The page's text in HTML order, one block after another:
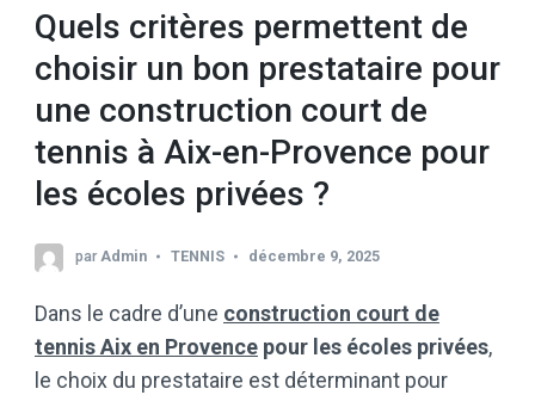
Quels critères permettent de
choisir un bon prestataire pour
une construction court de
tennis à Aix-en-Provence pour
les écoles privées ?
parAdmin TENNIS décembre 9, 2025
Dans le cadre d’une construction court de
tennis Aix en Provence pour les écoles privées,
le choix du prestataire est déterminant pour